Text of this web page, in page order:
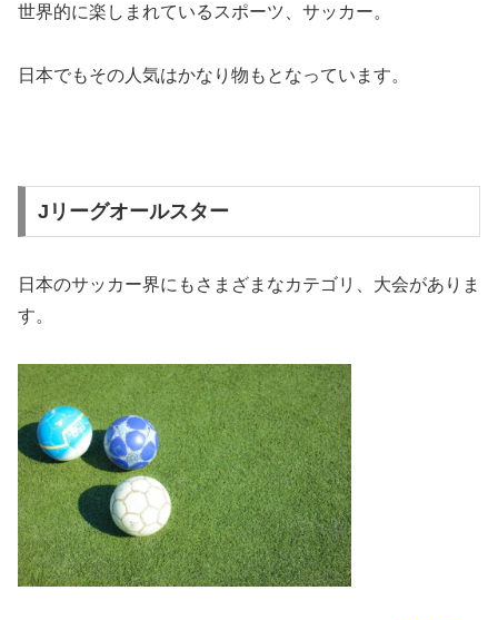
世界的に楽しまれているスポーツ、サッカー。
日本でもその人気はかなり物もとなっています。
Jリーグオールスター
日本のサッカー界にもさまざまなカテゴリ、大会がありま
す。